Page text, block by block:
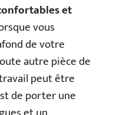
et
vous
de votre
autre pièce de
peut être
de porter une